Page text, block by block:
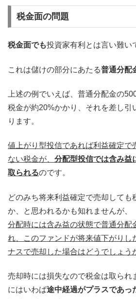
税金面の問題
税金面でも投資家有利とは言い難い
これは儲けの部分にあたる普通分配
上述の例でいえば、普通分配金の
税金が約20%かかり、それを差し引
ります。
値上がり型投信であれば利益確定で
ない税金が、 分配型投信では含み益
取られるのです。
どのみち将来利益確定で売却しても
か、と思われるかも知れませんが、
分配時には含み益の状態で普通分配
れ、このファンドが将来値下がりし
ナスで売却した場合はどうでしょう
売却時には損失なので税金は取られ
にはいわば途中経過がプラスであっ